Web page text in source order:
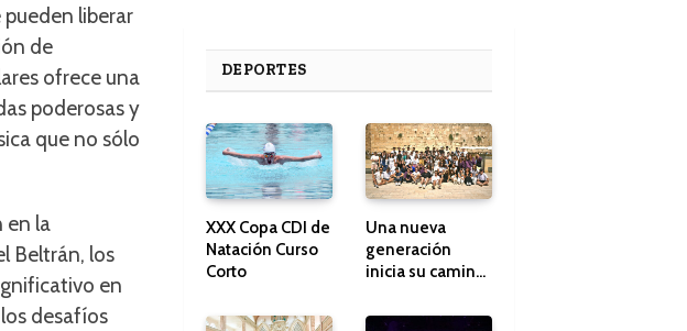
liberar
de
ofrece una
poderosas y
que no sólo
en la
Beltrán, los
en
desafíos
DEPORTES
XXX Copa CDI de
Natación Curso
Corto
Una nueva
generación
inicia su camino